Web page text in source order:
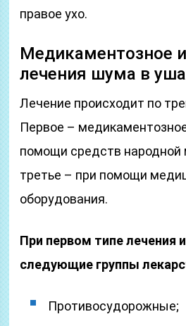
правое ухо.
Медикаментозное
лечения шума в
Лечение происходит по
Первое –
помощи средств народной
третье – при помощи
оборудования.
При первом типе лечения
следующие группы
Противосудорожные;